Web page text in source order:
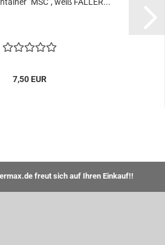
7,50 EUR
freut sich auf Ihren Einkauf!!